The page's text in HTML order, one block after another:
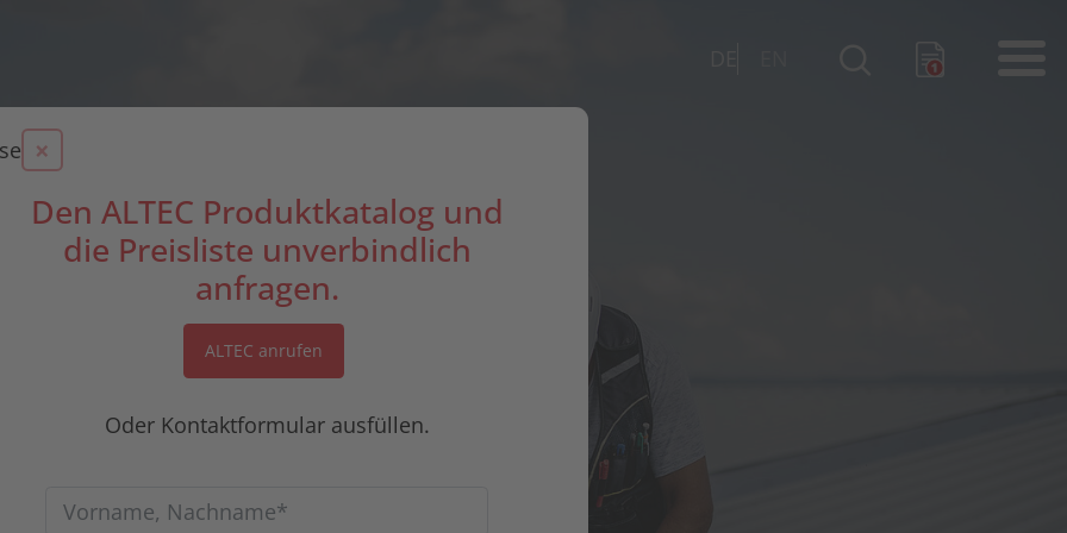
×
Den ALTEC Produktkatalog und
die Preisliste unverbindlich
anfragen.
ALTEC anrufen
Oder Kontaktformular ausfüllen.